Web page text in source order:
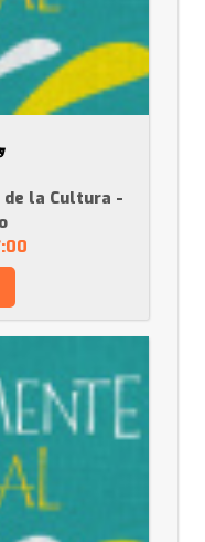
de la Cultura -